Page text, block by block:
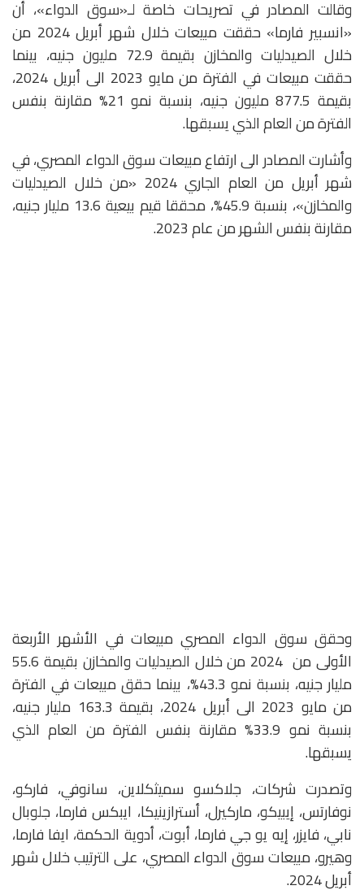
وقالت المصادر في تصريحات خاصة لـ«سوق الدواء»، أن
«انسبير فارما» حققت مبيعات خلال شهر أبريل 2024 من
خلال الصيدليات والمخازن بقيمة 72.9 مليون جنيه، بينما
حققت مبيعات في الفترة من مايو 2023 الى أبريل 2024،
بقيمة 877.5 مليون جنيه، بنسبة نمو 21% مقارنة بنفس
الفترة من العام الذي يسبقها.
وأشارت المصادر الى ارتفاع مبيعات سوق الدواء المصري، في
شهر أبريل من العام الجاري 2024 «من خلال الصيدليات
والمخازن»، بنسبة 45.9%، محققا قيم بيعية 13.6 مليار جنيه،
مقارنة بنفس الشهر من عام 2023.
وحقق سوق الدواء المصري مبيعات في الأشهر الأربعة
الأولى من 2024 من خلال الصيدليات والمخازن بقيمة 55.6
مليار جنيه، بنسبة نمو 43.3%، بينما حقق مبيعات في الفترة
من مايو 2023 الى أبريل 2024، بقيمة 163.3 مليار جنيه،
بنسبة نمو 33.9% مقارنة بنفس الفترة من العام الذي
يسبقها.
وتصدرت شركات، جلاكسو سميثكلاين، سانوفي، فاركو،
نوفارتس، إيبيكو، ماركيرل، أسترازينيكا، ايبكس فارما، جلوبال
نابي، فايزر، إيه يو جي فارما، أبوت، أدوية الحكمة، ايفا فارما،
وهيرو، مبيعات سوق الدواء المصري، على الترتيب خلال شهر
أبريل 2024.